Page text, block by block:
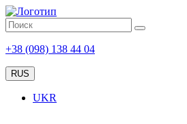
+38 (098) 138 44 04
RUS
UKR